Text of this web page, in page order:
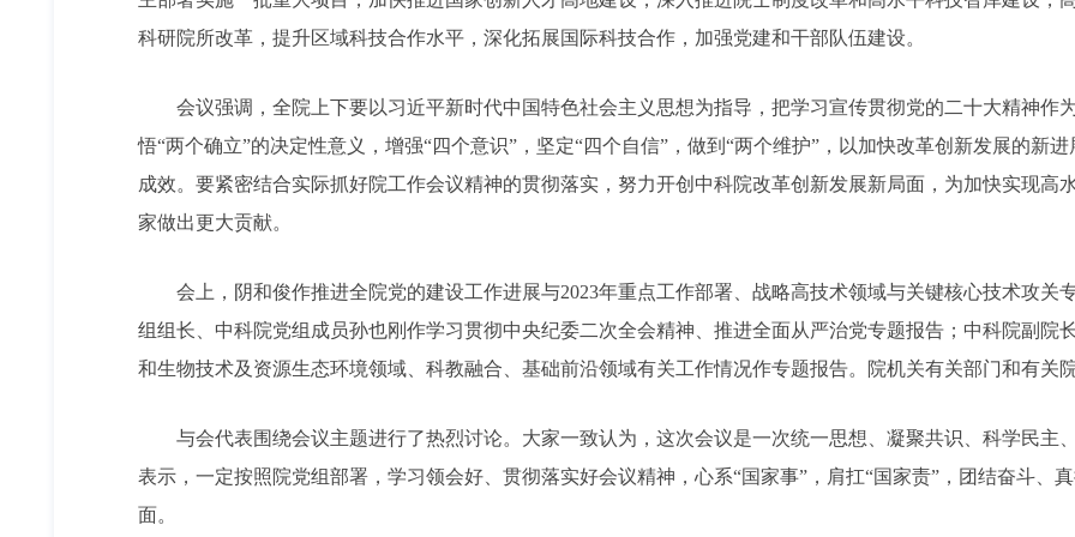
科研院所改革，提升区域科技合作水平，深化拓展国际科技合作，加强党建和干部队伍建设。
会议强调，全院上下要以习近平新时代中国特色社会主义思想为指导，把学习宣传贯彻党的二十大精神作
悟“两个确立”的决定性意义，增强“四个意识”，坚定“四个自信”，做到“两个维护”，以加快改革创新发展的新
成效。要紧密结合实际抓好院工作会议精神的贯彻落实，努力开创中科院改革创新发展新局面，为加快实现高
家做出更大贡献。
会上，阴和俊作推进全院党的建设工作进展与2023年重点工作部署、战略高技术领域与关键核心技术攻关
组组长、中科院党组成员孙也刚作学习贯彻中央纪委二次全会精神、推进全面从严治党专题报告；中科院副院
和生物技术及资源生态环境领域、科教融合、基础前沿领域有关工作情况作专题报告。院机关有关部门和有关
与会代表围绕会议主题进行了热烈讨论。大家一致认为，这次会议是一次统一思想、凝聚共识、科学民主
表示，一定按照院党组部署，学习领会好、贯彻落实好会议精神，心系“国家事”，肩扛“国家责”，团结奋斗、
面。